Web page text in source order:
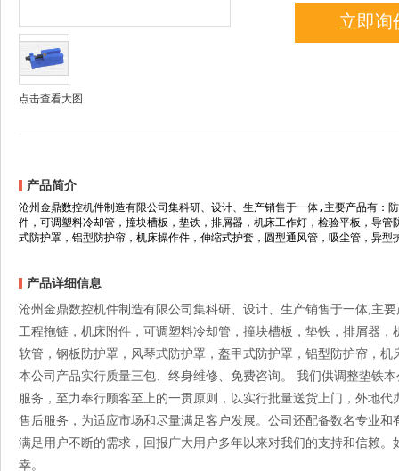
点击查看大图
立即询
产品简介
沧州金鼎数控机件制造有限公司集科研、设计、生产销售于一体,主要产品有：
件，可调塑料冷却管，撞块槽板，垫铁，排屑器，机床工作灯，检验平板，导
式防护罩，铝型防护帘，机床操作件，伸缩式护套，圆型通风管，吸尘管，异
产品详细信息
沧州金鼎数控机件制造有限公司集科研、设计、生产销售于一体,主
工程拖链，机床附件，可调塑料冷却管，撞块槽板，垫铁，排屑器
软管，钢板防护罩，风琴式防护罩，盔甲式防护罩，铝型防护帘，
本公司产品实行质量三包、终身维修、免费咨询。 我们供调整垫铁
服务，至力奉行顾客至上的一贯原则，以实行批量送货上门，外地
售后服务，为适应市场和尽量满足客户发展。公司还配备数名专业
满足用户不断的需求，回报广大用户多年以来对我们的支持和信赖
幸。